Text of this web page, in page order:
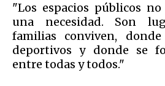
"Los espacios públicos
una necesidad. Son
familias conviven,
deportivos y donde se
entre todas y todos."